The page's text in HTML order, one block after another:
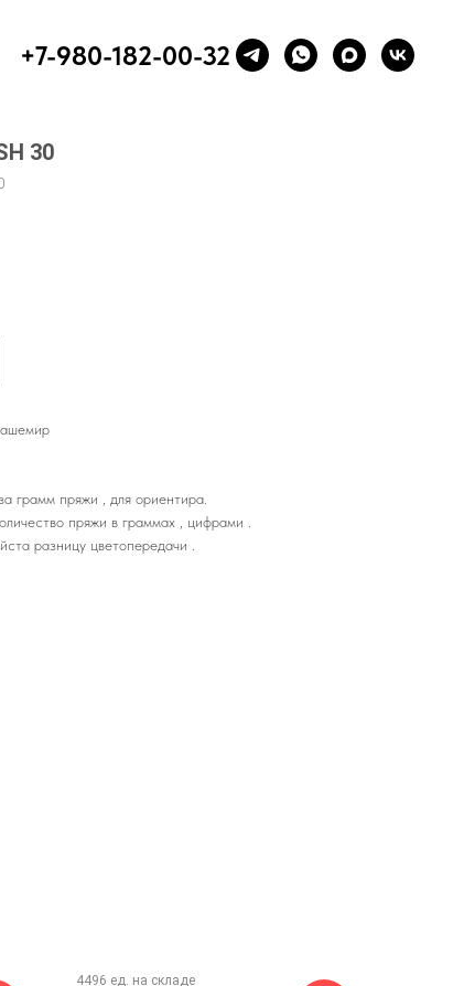
+7-980-182-00-32
30
грамм пряжи , для ориентира.
пряжи в граммах , цифрами .
разницу цветопередачи .